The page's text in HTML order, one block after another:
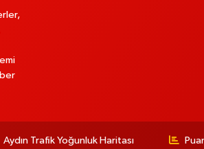
Aydın Trafik Yoğunluk Haritası